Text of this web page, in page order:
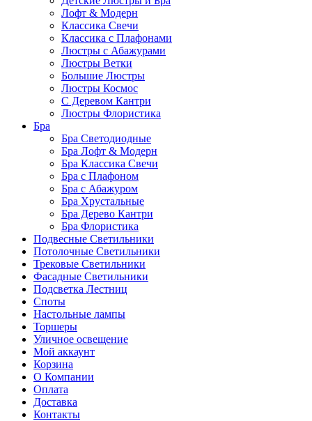
Лофт & Модерн
Классика Свечи
Классика с Плафонами
Люстры с Абажурами
Люстры Ветки
Большие Люстры
Люстры Космос
С Деревом Кантри
Люстры Флористика
Бра
Бра Светодиодные
Бра Лофт & Модерн
Бра Классика Свечи
Бра с Плафоном
Бра с Абажуром
Бра Хрустальные
Бра Дерево Кантри
Бра Флористика
Подвесные Светильники
Потолочные Светильники
Трековые Светильники
Фасадные Светильники
Подсветка Лестниц
Споты
Настольные лампы
Торшеры
Уличное освещение
Мой аккаунт
Корзина
О Компании
Оплата
Доставка
Контакты